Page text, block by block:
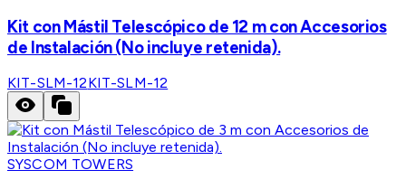
Kit con Mástil Telescópico de 12 m con Accesorios
de Instalación (No incluye retenida).
KIT-SLM-12KIT-SLM-12
SYSCOM TOWERS